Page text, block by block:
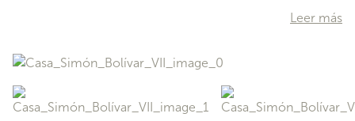
en orden, elescritorio con vista al antejardín, un baño con
in closet y ventanales con su propia salida al patio,un
sector también lleno de color,con piscina y una terraza
techada. Volviendo a la entrada principal, hacia la
Leer más